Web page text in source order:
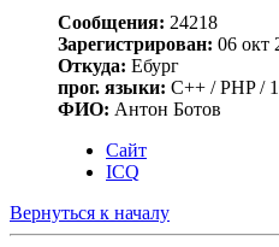
Сообщения: 24218
Зарегистрирован: 06 окт
Откуда: Ебург
прог. языки: C++ / PHP /
ФИО: Антон Ботов
Сайт
ICQ
Вернуться к началу